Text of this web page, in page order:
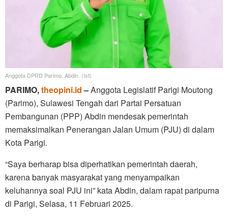
Anggota DPRD Parimo, Abdin. (Ist)
PARIMO,theopini.id–Anggota Legislatif Parigi Moutong
(Parimo), Sulawesi Tengah dari Partai Persatuan
Pembangunan (PPP) Abdin mendesak pemerintah
memaksimalkan Penerangan Jalan Umum (PJU) di dalam
Kota Parigi.
“Saya berharap bisa diperhatikan pemerintah daerah,
karena banyak masyarakat yang menyampaikan
keluhannya soal PJU ini” kata Abdin, dalam rapat paripurna
di Parigi, Selasa, 11 Februari 2025.